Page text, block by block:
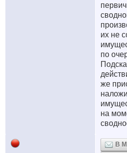
их не
по
же
на
В